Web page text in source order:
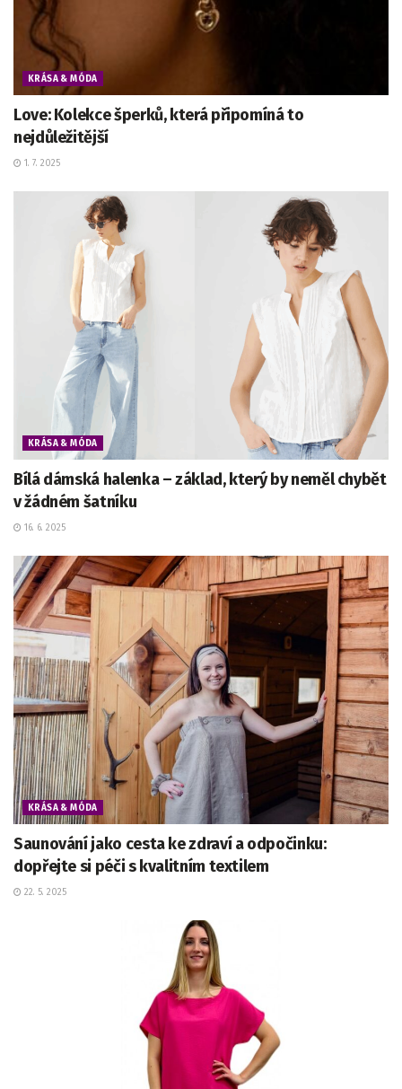
KRÁSA & MÓDA
Love: Kolekce šperků, která připomíná to
nejdůležitější
1. 7. 2025
KRÁSA & MÓDA
Bílá dámská halenka – základ, který by neměl chybět
v žádném šatníku
16. 6. 2025
KRÁSA & MÓDA
Saunování jako cesta ke zdraví a odpočinku:
dopřejte si péči s kvalitním textilem
22. 5. 2025